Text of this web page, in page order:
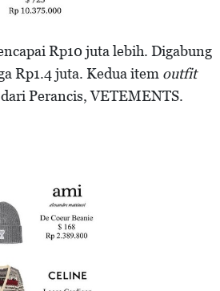
Rp10 juta lebih. Digabung
Rp1.4 juta. Kedua item outfit
Perancis, VETEMENTS.